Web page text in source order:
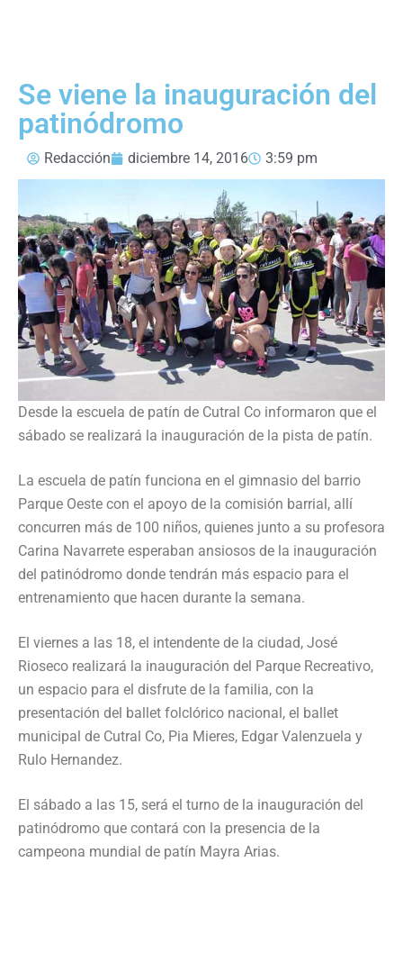
Se viene la inauguración del
patinódromo
Redacción diciembre 14, 2016 3:59 pm
Desde la escuela de patín de Cutral Co informaron que el
sábado se realizará la inauguración de la pista de patín.
La escuela de patín funciona en el gimnasio del barrio
Parque Oeste con el apoyo de la comisión barrial, allí
concurren más de 100 niños, quienes junto a su profesora
Carina Navarrete esperaban ansiosos de la inauguración
del patinódromo donde tendrán más espacio para el
entrenamiento que hacen durante la semana.
El viernes a las 18, el intendente de la ciudad, José
Rioseco realizará la inauguración del Parque Recreativo,
un espacio para el disfrute de la familia, con la
presentación del ballet folclórico nacional, el ballet
municipal de Cutral Co, Pia Mieres, Edgar Valenzuela y
Rulo Hernandez.
El sábado a las 15, será el turno de la inauguración del
patinódromo que contará con la presencia de la
campeona mundial de patín Mayra Arias.